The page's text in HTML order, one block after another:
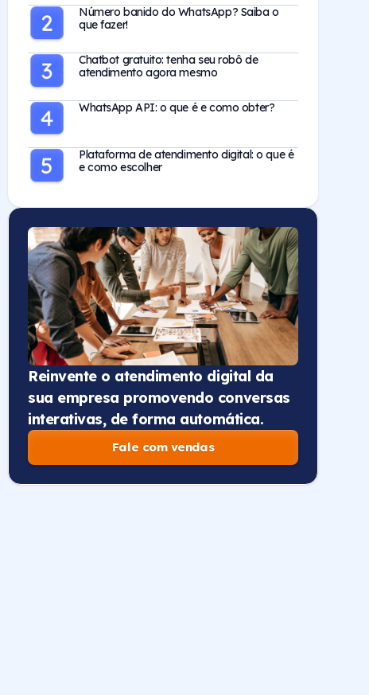
Número banido do WhatsApp? Saiba o
que fazer!
Chatbot gratuito: tenha seu robô de
atendimento agora mesmo
WhatsApp API: o que é e como obter?
Plataforma de atendimento digital: o que é
e como escolher
Reinvente o atendimento digital da
sua empresa promovendo conversas
interativas, de forma automática.
Fale com vendas